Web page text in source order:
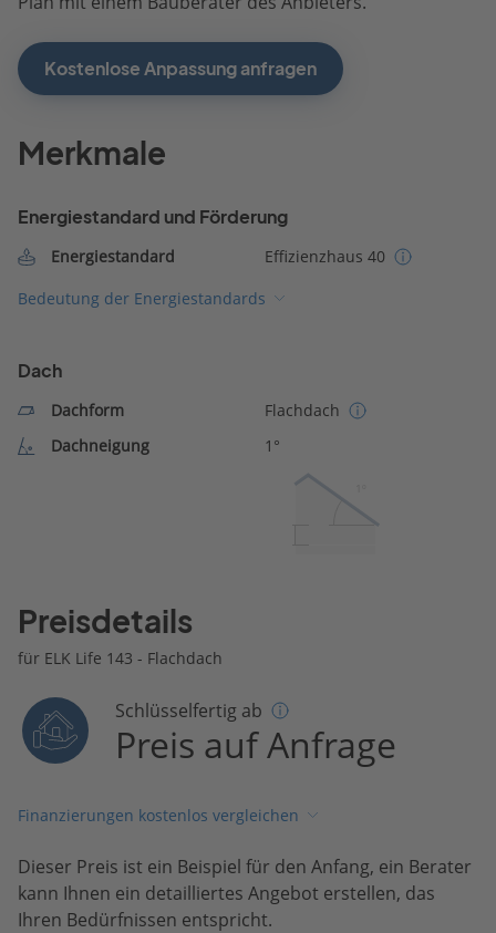
Kostenlose Anpassung anfragen
Merkmale
Energiestandard und Förderung
Energiestandard
Effizienzhaus 40
Bedeutung der Energiestandards
Dach
Dachform
Flachdach
Dachneigung
1°
Preisdetails
für ELK Life 143 - Flachdach
Schlüsselfertig ab
Preis auf Anfrage
Finanzierungen kostenlos vergleichen
Dieser Preis ist ein Beispiel für den Anfang, ein Berater
kann Ihnen ein detailliertes Angebot erstellen, das
Ihren Bedürfnissen entspricht.